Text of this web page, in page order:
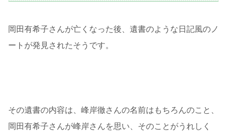
岡田有希子さんが亡くなった後、遺書のような日記風のノ
ートが発見されたそうです。
その遺書の内容は、峰岸徹さんの名前はもちろんのこと、
岡田有希子さんが峰岸さんを思い、そのことがうれしく